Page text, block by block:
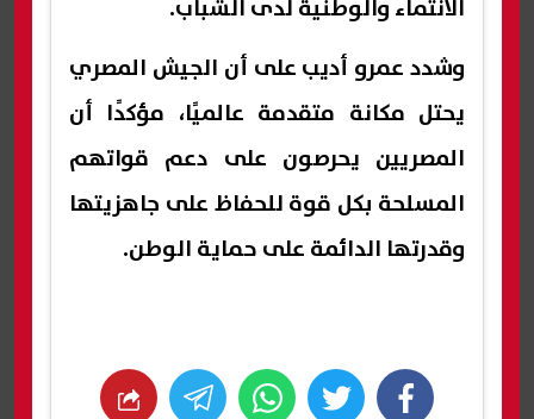
الانتماء والوطنية لدى الشباب.
وشدد عمرو أديب على أن الجيش المصري
يحتل مكانة متقدمة عالميًا، مؤكدًا أن
المصريين يحرصون على دعم قواتهم
المسلحة بكل قوة للحفاظ على جاهزيتها
وقدرتها الدائمة على حماية الوطن.